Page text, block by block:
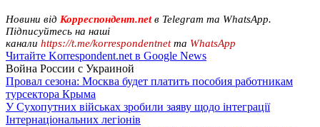
Новини від Корреспондент.netв Telegram та WhatsApp.
Підписуйтесь на наші
канали https://t.me/korrespondentnetта WhatsApp
Читайте Korrespondent.net в Google News
Война России с Украиной
Провал сезона: Москва будет платить пособия работникам
турсектора Крыма
У Сухопутних військах зробили заяву щодо інтеграції
Інтернаціональних легіонів